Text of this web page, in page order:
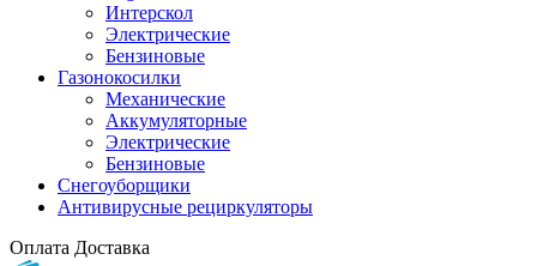
Интерскол
Электрические
Бензиновые
Газонокосилки
Механические
Аккумуляторные
Электрические
Бензиновые
Снегоуборщики
Антивирусные рециркуляторы
Оплата Доставка